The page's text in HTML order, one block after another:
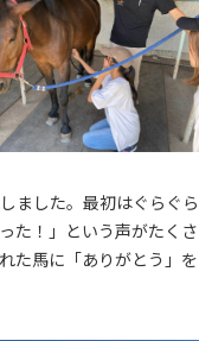
ました。最初はぐらぐら
た！」という声がたくさ
た馬に「ありがとう」を